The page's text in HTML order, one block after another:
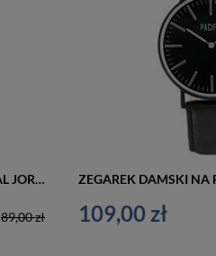
ZEGAREK DAMSKI NA PASKU CASUAL JORDAN KERR - RA1332 (zj861a) - antyalergiczny
89,00 zł 109,00 zł